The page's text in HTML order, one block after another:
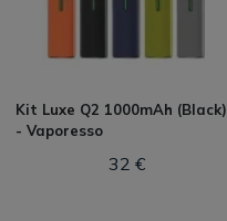
Kit Luxe Q2 1000mAh (Black)
- Vaporesso
32 €